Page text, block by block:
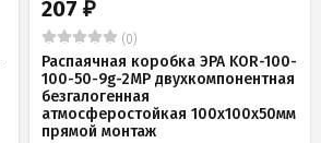
207₽
(0)
Распаячная коробка ЭРА KOR-100-
100-50-9g-2MP двухкомпонентная
безгалогенная
атмосферостойкая 100х100х50мм
прямой монтаж